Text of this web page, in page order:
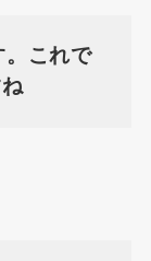
。これで